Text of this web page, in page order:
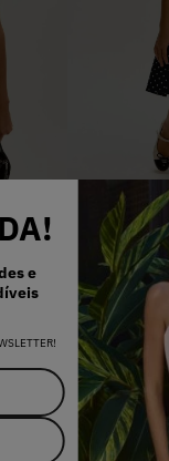
e
VESTIDO
R$ 398,00
159,20
E